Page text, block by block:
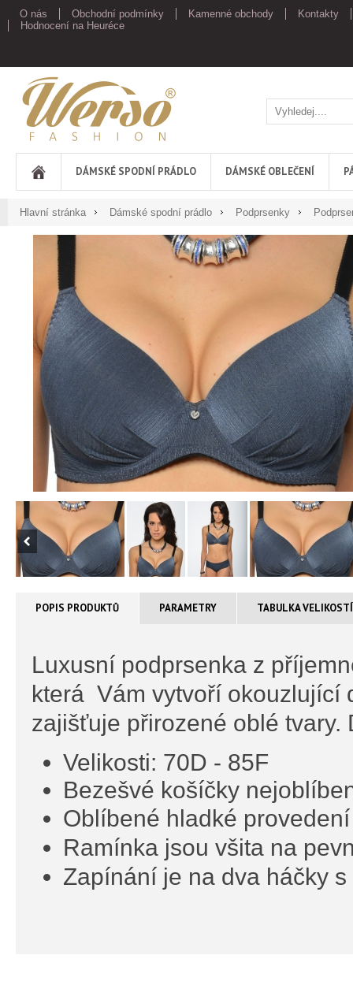
O nás Obchodní podmínky Kamenné obchody
Kontakty
Hodnocení na Heuréce
Werso
DÁMSKÉ SPODNÍ PRÁDLO DÁMSKÉ OBLEČENÍ
Hlavní stránka Dámské spodní prádlo Podprsenky
POPIS PRODUKTŮ PARAMETRY TABULKA
Luxusní podprsenka z
která Vám vytvoří okouzlující
zajišťuje přirozené oblé tvary.
Velikosti: 70D - 85F
Bezešvé košíčky
Oblíbené hladké
Ramínka jsou všita na
Zapínání je na dva háčky